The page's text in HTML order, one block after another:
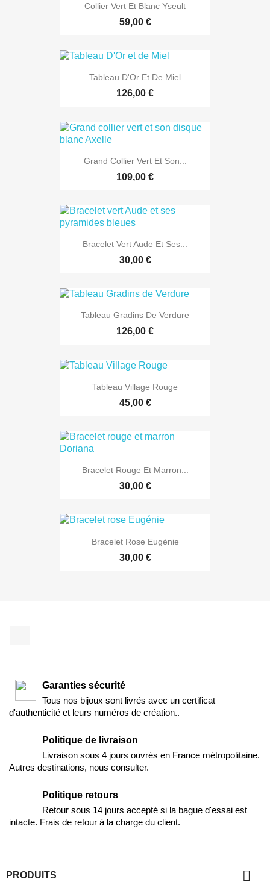
Collier Vert Et Blanc Yseult
59,00 €
Tableau D'Or Et De Miel
126,00 €
Grand Collier Vert Et Son...
109,00 €
Bracelet Vert Aude Et Ses...
30,00 €
Tableau Gradins De Verdure
126,00 €
Tableau Village Rouge
45,00 €
Bracelet Rouge Et Marron...
30,00 €
Bracelet Rose Eugénie
30,00 €
Garanties sécurité
Tous nos bijoux sont livrés avec un certificat
d'authenticité et leurs numéros de création..
Politique de livraison
Livraison sous 4 jours ouvrés en France métropolitaine.
Autres destinations, nous consulter.
Politique retours
Retour sous 14 jours accepté si la bague d'essai est
intacte. Frais de retour à la charge du client.
PRODUITS 